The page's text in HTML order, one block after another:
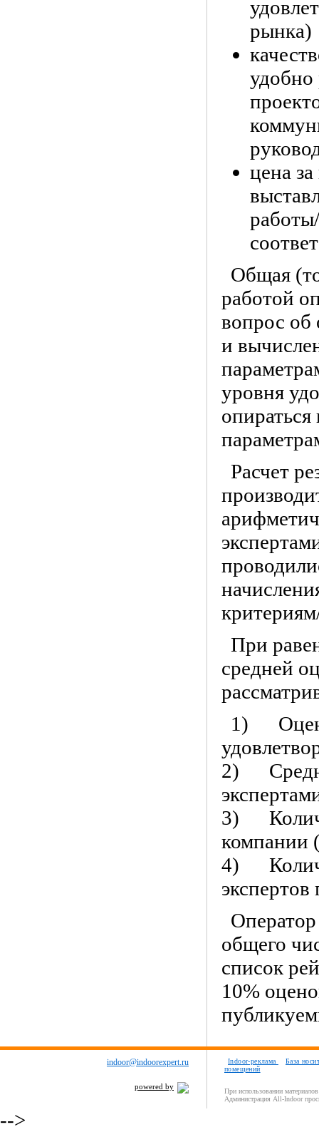
рынка)
удобно
цена
Общая
работой
вопрос об
и
уровня
Расчет
При
средней
1)
2)
3)
компании
4)
общего
список
10%
indoor@indoorexpert.ru
powered by
Indoor-реклама
База
помещений
При использовании
Администрация All-Indoor
-->